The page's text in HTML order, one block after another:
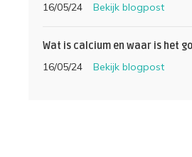
16/05/24 Bekijk blogpost
Wat is calcium en waar is het
16/05/24 Bekijk blogpost